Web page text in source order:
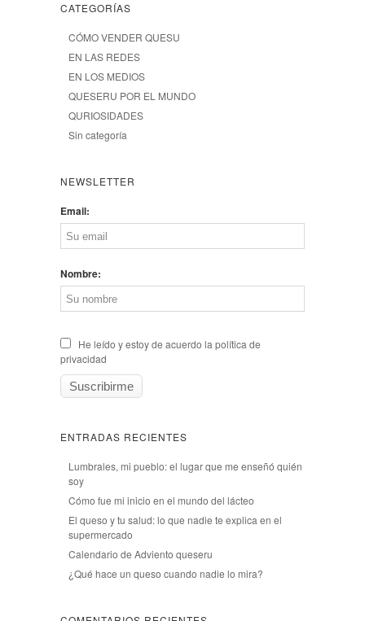
CATEGORÍAS
CÓMO VENDER QUESU
EN LAS REDES
EN LOS MEDIOS
QUESERU POR EL MUNDO
QURIOSIDADES
Sin categoría
NEWSLETTER
Email:
Nombre:
He leído y estoy de acuerdo la política de
privacidad
ENTRADAS RECIENTES
Lumbrales, mi pueblo: el lugar que me enseñó quién
soy
Cómo fue mi inicio en el mundo del lácteo
El queso y tu salud: lo que nadie te explica en el
supermercado
Calendario de Adviento queseru
¿Qué hace un queso cuando nadie lo mira?